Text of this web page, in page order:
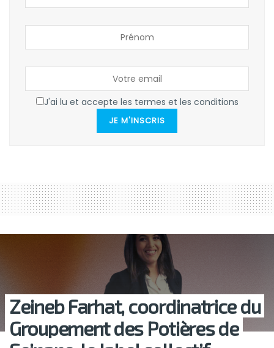
J'ai lu et accepte les termes et les conditions
JE M'INSCRIS
Zeineb Farhat, coordinatrice du
Groupement des Potières de